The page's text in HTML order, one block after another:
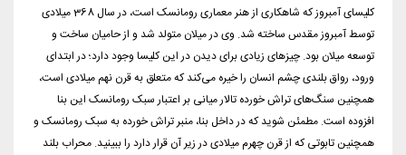
کلیسای آمبروز که شاهکاری از هنر معماری رومانسک است، در سال 368 میلادی
توسط آمبروز مقدس ساخته شد. وی در میلان متولد شد و از حامیان ساخت و
توسعه میلان بود. چیزهای زیادی برای دیدن در این کلیسا وجود دارد؛ در ابتدای
ورود، رواق بلندی چشم انسان را خیره می‌کند که متعلق به قرن نهم میلادی است،
همچنین سنگ‌های تراش خورده تالار میانی بر اعتبار سبک رومانسک این بنا
افزوده است. مطمئن شوید که در داخل بنا، منبر تراش خورده به سبک رومانسک و
همچنین تابوتی که از قرن چهرم میلادی در زیر آن قرار دارد را ببینید. محراب بلند